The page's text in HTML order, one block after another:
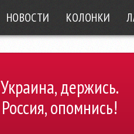
НОВОСТИ КОЛОНКИ
Украина, держись.
Россия, опомнись!